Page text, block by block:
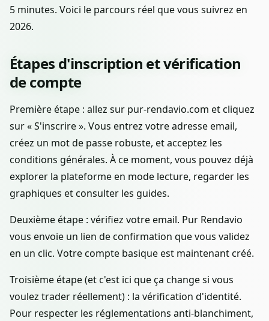
5 minutes. Voici le parcours réel que vous suivrez en
2026.
Étapes d'inscription et vérification
de compte
Première étape : allez sur pur-rendavio.com et cliquez
sur « S'inscrire ». Vous entrez votre adresse email,
créez un mot de passe robuste, et acceptez les
conditions générales. À ce moment, vous pouvez déjà
explorer la plateforme en mode lecture, regarder les
graphiques et consulter les guides.
Deuxième étape : vérifiez votre email. Pur Rendavio
vous envoie un lien de confirmation que vous validez
en un clic. Votre compte basique est maintenant créé.
Troisième étape (et c'est ici que ça change si vous
voulez trader réellement) : la vérification d'identité.
Pour respecter les réglementations anti-blanchiment,